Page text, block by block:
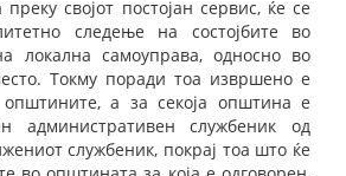
преку својот постојан сервис, ќе се
следење на состојбите во
локална самоуправа, односно во
Токму поради тоа извршено е
а за секоја општина е
административен службеник од
службеник, покрај тоа што ќе